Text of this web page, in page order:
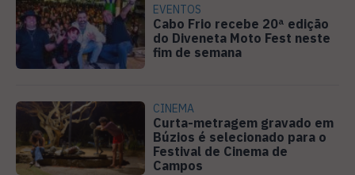
EVENTOS
Cabo Frio recebe 20ª edição
do Diveneta Moto Fest neste
fim de semana
CINEMA
Curta-metragem gravado em
Búzios é selecionado para o
Festival de Cinema de
Campos